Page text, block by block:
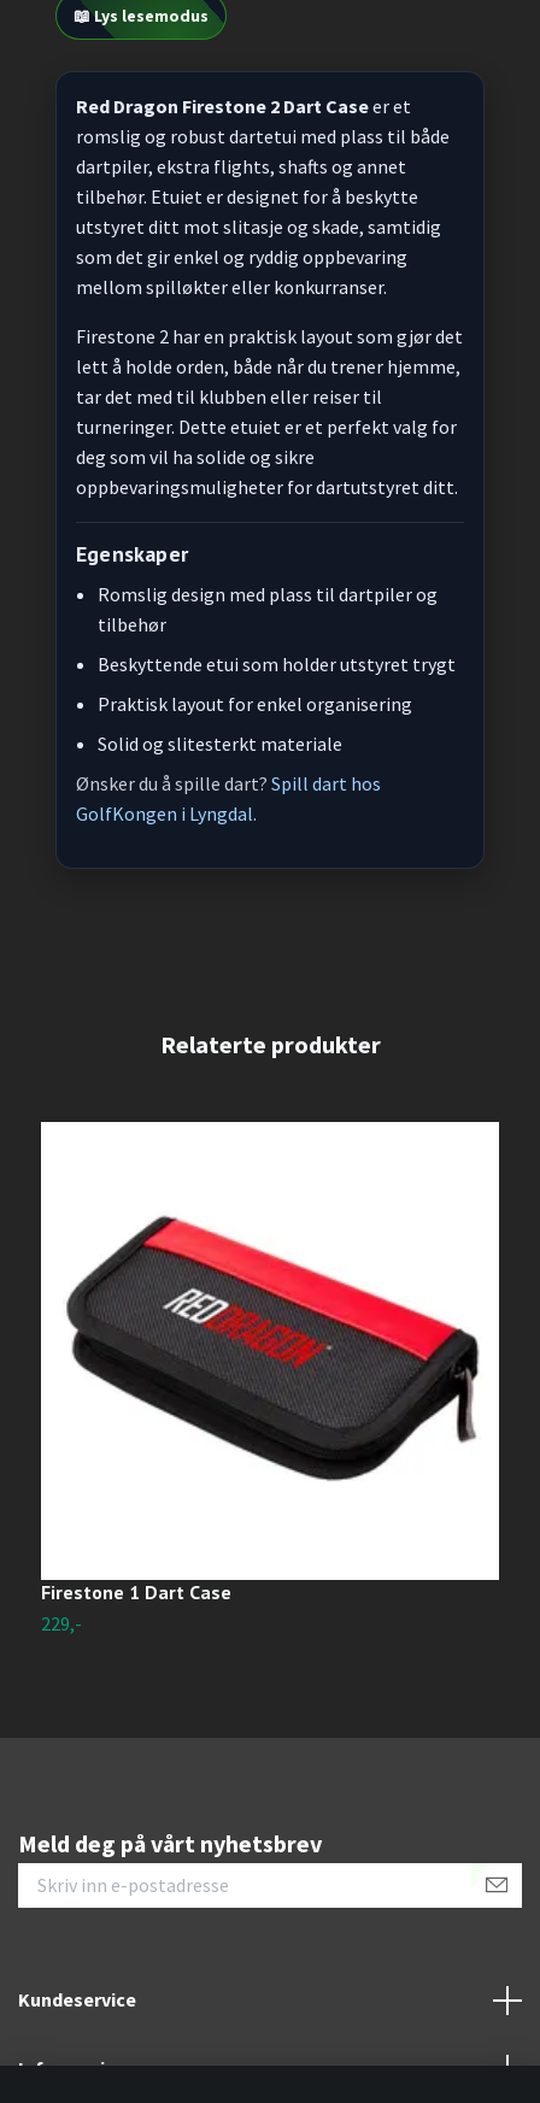
📖 Lys lesemodus
Red Dragon Firestone 2 Dart Caseer et
romslig og robust dartetui med plass til både
dartpiler, ekstra flights, shafts og annet
tilbehør. Etuiet er designet for å beskytte
utstyret ditt mot slitasje og skade, samtidig
som det gir enkel og ryddig oppbevaring
mellom spilløkter eller konkurranser.
Firestone 2 har en praktisk layout som gjør det
lett å holde orden, både når du trener hjemme,
tar det med til klubben eller reiser til
turneringer. Dette etuiet er et perfekt valg for
deg som vil ha solide og sikre
oppbevaringsmuligheter for dartutstyret ditt.
Egenskaper
Romslig design med plass til dartpiler og
tilbehør
Beskyttende etui som holder utstyret trygt
Praktisk layout for enkel organisering
Solid og slitesterkt materiale
Ønsker du å spille dart? Spill dart hos
GolfKongen i Lyngdal.
Firestone 1 Dart Case
229,-
Meld deg på vårt nyhetsbrev
Kundeservice
Informasjon